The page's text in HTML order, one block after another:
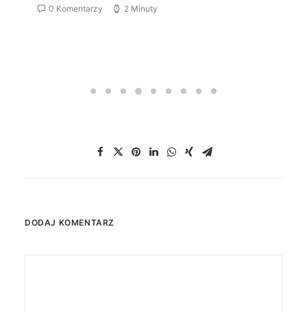
0 Komentarzy 2 Minuty
DODAJ KOMENTARZ